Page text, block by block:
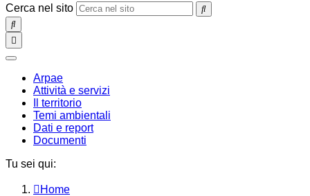
Cerca nel sito
SEARCH
Toggle
navigation
chiudi
Arpae
Attività e servizi
Il territorio
Temi ambientali
Dati e report
Documenti
Tu sei qui:
Home